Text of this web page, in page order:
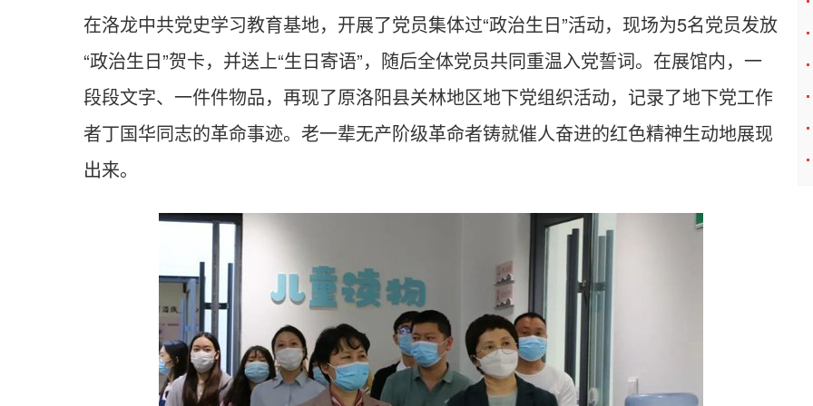
在洛龙中共党史学习教育基地，开展了党员集体过“政治生日”活动，现场为5名党员发放
“政治生日”贺卡，并送上“生日寄语”，随后全体党员共同重温入党誓词。在展馆内，一
段段文字、一件件物品，再现了原洛阳县关林地区地下党组织活动，记录了地下党工作
者丁国华同志的革命事迹。老一辈无产阶级革命者铸就催人奋进的红色精神生动地展现
出来。